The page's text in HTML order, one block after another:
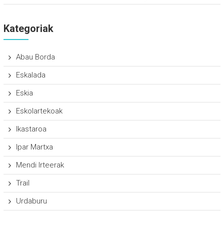
Kategoriak
Abau Borda
Eskalada
Eskia
Eskolartekoak
Ikastaroa
Ipar Martxa
Mendi Irteerak
Trail
Urdaburu